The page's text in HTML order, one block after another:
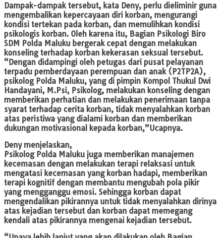
Dampak-dampak tersebut, kata Deny, perlu dieliminir guna
mengembalikan kepercayaan diri korban, mengurangi
kondisi tertekan pada korban, dan memulihkan kondisi
psikologis korban. Oleh karena itu, Bagian Psikologi Biro
SDM Polda Maluku bergerak cepat dengan melakukan
konseling terhadap korban kekerasan seksual tersebut.
“Dengan didampingi oleh petugas dari pusat pelayanan
terpadu pemberdayaan perempuan dan anak (P2TP2A),
psikolog Polda Maluku, yang di pimpin Kompol Thukul Dwi
Handayani, M.Psi, Psikolog, melakukan konseling dengan
memberikan perhatian dan melakukan penerimaan tanpa
syarat terhadap cerita korban, tidak menyalahkan korban
atas peristiwa yang dialami korban dan memberikan
dukungan motivasional kepada korban,”Ucapnya.
Deny menjelaskan,
Psikolog Polda Maluku juga memberikan manajemen
kecemasan dengan melakukan terapi relaksasi untuk
mengatasi kecemasan yang korban hadapi, memberikan
terapi kognitif dengan membantu mengubah pola pikir
yang mengganggu emosi. Sehingga korban dapat
mengendalikan pikirannya untuk tidak menyalahkan dirinya
atas kejadian tersebut dan korban dapat memegang
kendali atas pikirannya mengenai kejadian tersebut.